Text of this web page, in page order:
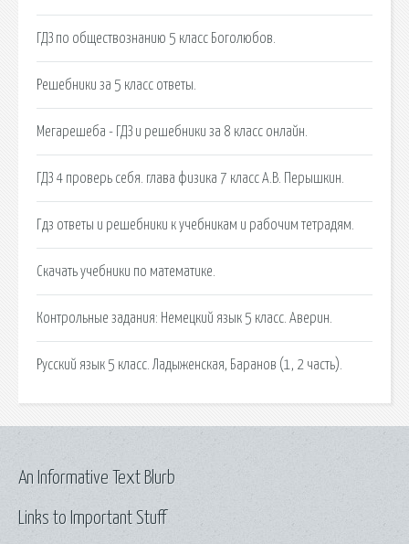
ГДЗ по обществознанию 5 класс Боголюбов.
Решебники за 5 класс ответы.
Мегарешеба - ГДЗ и решебники за 8 класс онлайн.
ГДЗ 4 проверь себя. глава физика 7 класс А.В. Перышкин.
Гдз ответы и решебники к учебникам и рабочим тетрадям.
Скачать учебники по математике.
Контрольные задания: Немецкий язык 5 класс. Аверин.
Русский язык 5 класс. Ладыженская, Баранов (1, 2 часть).
Links to Important Stuff
An Informative Text Blurb